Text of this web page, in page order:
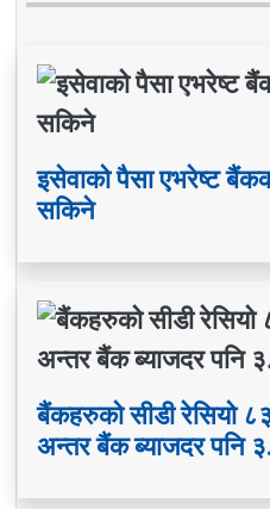
इसेवाको पैसा एभरेष्ट
सकिने
बैंकहरुको सीडी रेसियो
अन्तर बैंक ब्याजदर पनि